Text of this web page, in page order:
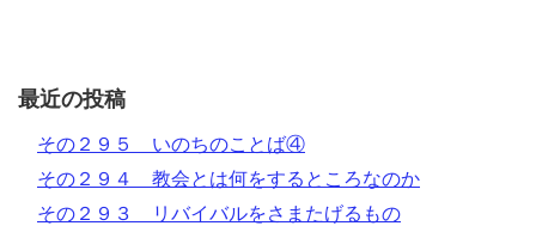
最近の投稿
その２９５ いのちのことば④
その２９４ 教会とは何をするところなのか
その２９３ リバイバルをさまたげるもの